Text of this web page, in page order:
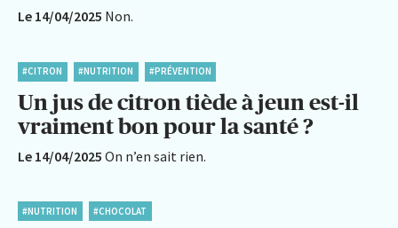
Le 14/04/2025 Non.
#CITRON #NUTRITION #PRÉVENTION
Un jus de citron tiède à jeun est-il
vraiment bon pour la santé ?
Le 14/04/2025 On n’en sait rien.
#NUTRITION #CHOCOLAT